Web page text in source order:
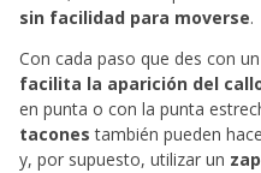
sin facilidad para moverse.
Con cada paso que des con
facilita la aparición del
en punta o con la punta
taconestambién pueden
y, por supuesto, utilizar un